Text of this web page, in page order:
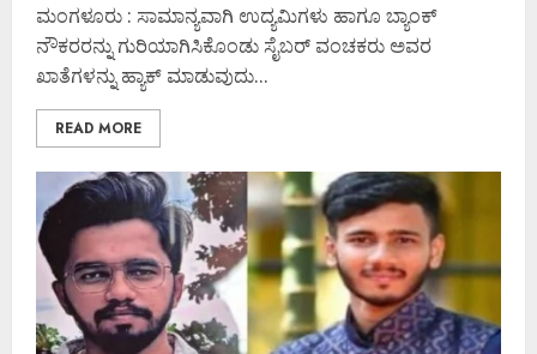
ಮಂಗಳೂರು : ಸಾಮಾನ್ಯವಾಗಿ ಉದ್ಯಮಿಗಳು ಹಾಗೂ ಬ್ಯಾಂಕ್
ನೌಕರರನ್ನು ಗುರಿಯಾಗಿಸಿಕೊಂಡು ಸೈಬರ್ ವಂಚಕರು ಅವರ
ಖಾತೆಗಳನ್ನು ಹ್ಯಾಕ್ ಮಾಡುವುದು...
READ MORE